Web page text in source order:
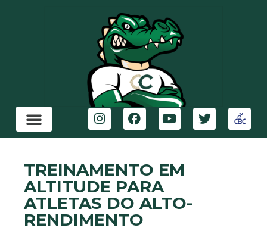
TREINAMENTO EM
ALTITUDE PARA
ATLETAS DO ALTO-
RENDIMENTO